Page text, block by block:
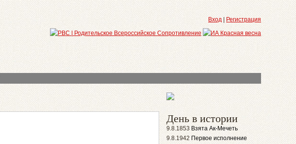
Вход Регистрация
День в истории
9.8.1853 Взята Ак-Мечеть
9.8.1942 Первое исполнение